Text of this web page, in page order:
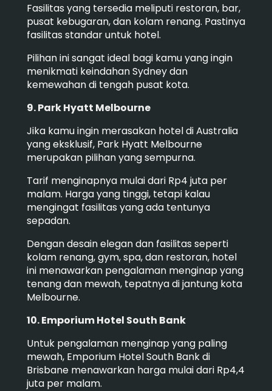
Fasilitas yang tersedia meliputi restoran, bar,
pusat kebugaran, dan kolam renang. Pastinya
fasilitas standar untuk hotel.
Pilihan ini sangat ideal bagi kamu yang ingin
menikmati keindahan Sydney dan
kemewahan di tengah pusat kota.
9. Park Hyatt Melbourne
Jika kamu ingin merasakan hotel di Australia
yang eksklusif, Park Hyatt Melbourne
merupakan pilihan yang sempurna.
Tarif menginapnya mulai dari Rp4 juta per
malam. Harga yang tinggi, tetapi kalau
mengingat fasilitas yang ada tentunya
sepadan.
Dengan desain elegan dan fasilitas seperti
kolam renang, gym, spa, dan restoran, hotel
ini menawarkan pengalaman menginap yang
tenang dan mewah, tepatnya di jantung kota
Melbourne.
10. Emporium Hotel South Bank
Untuk pengalaman menginap yang paling
mewah, Emporium Hotel South Bank di
Brisbane menawarkan harga mulai dari Rp4,4
juta per malam.